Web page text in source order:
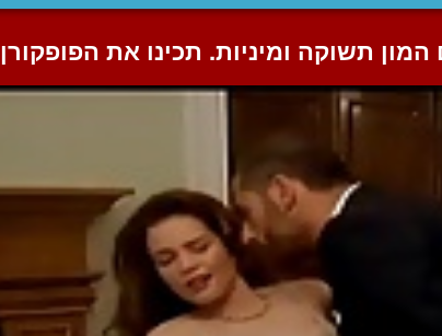
תשוקה ומיניות. תכינו את הפופקורן